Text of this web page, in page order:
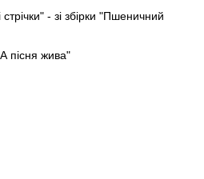
- зі збірки "Пшеничний
пісня жива"